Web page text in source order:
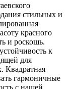
стильных и
красного
и роскошь.
к
для
Квадратная
гармоничные
с нашей